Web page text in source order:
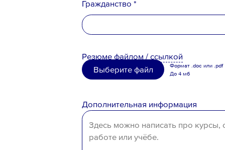
Гражданство *
Беларусь
Казахстан
Иное
Резюмефайлом /ссылкой
Выберите файл
Формат .doc или .pdf
До 4 мб
Дополнительная информация